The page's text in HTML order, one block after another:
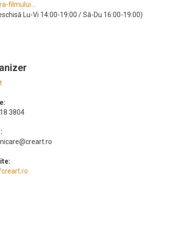
filmului…
Lu-Vi 14:00-19:00 / Sâ-Du 16:00-19:00)
3804